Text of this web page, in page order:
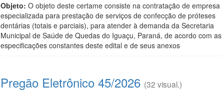
Objeto: O objeto deste certame consiste na contratação de empresa
especializada para prestação de serviços de confecção de próteses
dentárias (totais e parciais), para atender à demanda da Secretaria
Municipal de Saúde de Quedas do Iguaçu, Paraná, de acordo com as
especificações constantes deste edital e de seus anexos
Pregão Eletrônico 45/2026 (32 visual.)